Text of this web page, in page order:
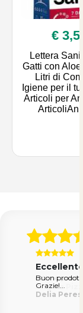
€ 3,50
Lettera
Gatti con Aloe
Litri di
Igiene per il
Articoli per
Eccellente
Buon
Grazie!...
Delia Peres